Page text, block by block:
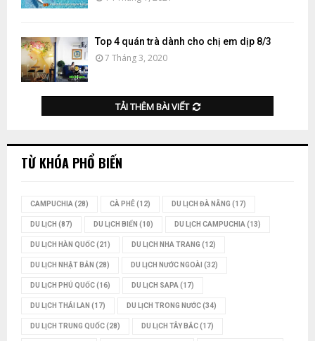
Top 4 quán trà dành cho chị em dịp 8/3
7 Tháng 3, 2020
TẢI THÊM BÀI VIẾT
TỪ KHÓA PHỔ BIẾN
CAMPUCHIA (28) CÀ PHÊ(12) DU LỊCH ĐÀ NẴNG (17)
DU LỊCH (87) DU LỊCH BIỂN (10) DU LỊCH CAMPUCHIA (13)
DU LỊCH HÀN QUỐC(21) DU LỊCH NHA TRANG (12)
DU LỊCH NHẬT BẢN (28) DU LỊCH NƯỚC NGOÀI (32)
DU LỊCH PHÚ QUỐC(16) DU LỊCH SAPA (17)
DU LỊCH THÁI LAN (17) DU LỊCH TRONG NƯỚC(34)
DU LỊCH TRUNG QUỐC(28) DU LỊCH TÂY BẮC(17)